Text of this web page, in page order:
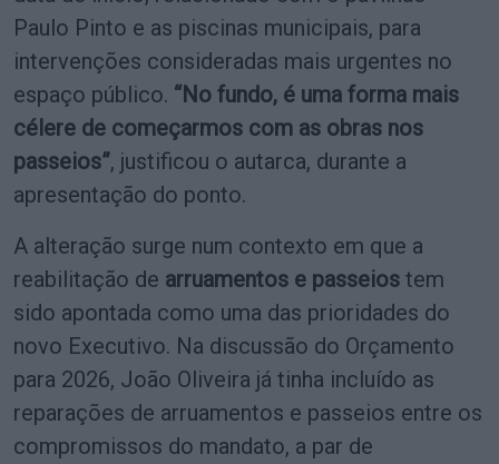
Paulo Pinto e as piscinas municipais, para
intervenções consideradas mais urgentes no
espaço público. “No fundo, é uma forma mais
célere de começarmos com as obras nos
passeios”, justificou o autarca, durante a
apresentação do ponto.
A alteração surge num contexto em que a
reabilitação de arruamentos e passeios tem
sido apontada como uma das prioridades do
novo Executivo. Na discussão do Orçamento
para 2026, João Oliveira já tinha incluído as
reparações de arruamentos e passeios entre os
compromissos do mandato, a par de